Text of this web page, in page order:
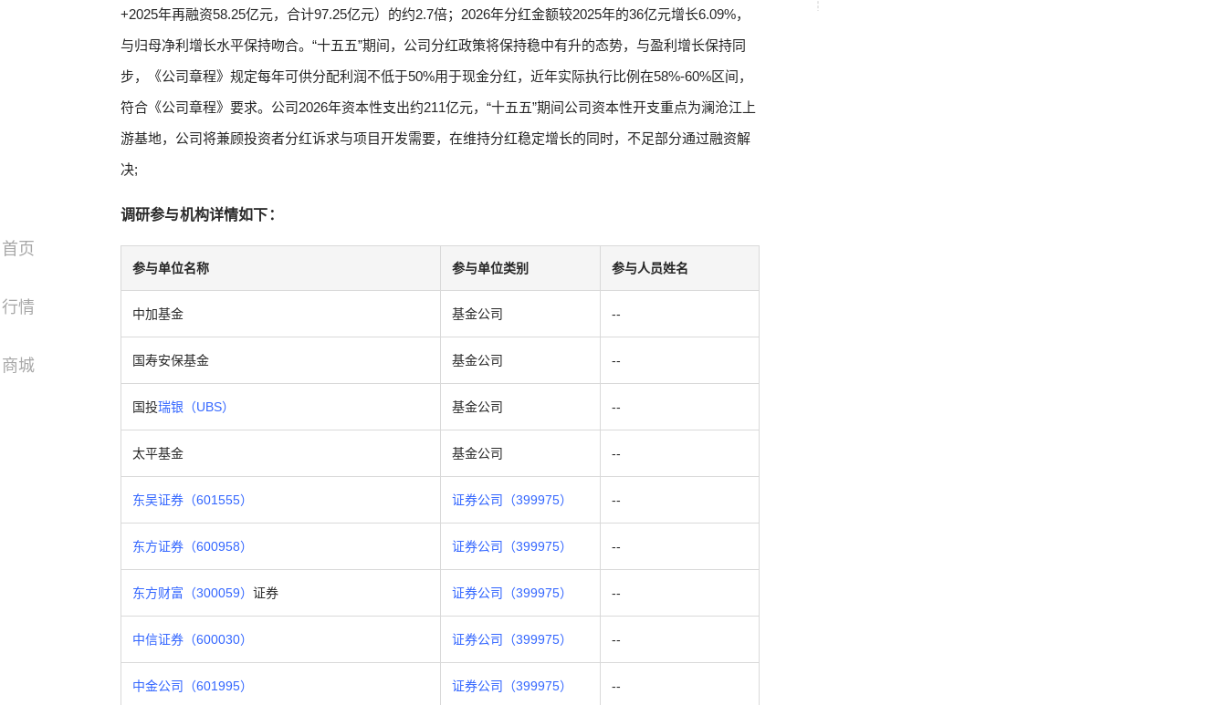
首页
行情
商城
+2025年再融资58.25亿元，合计97.25亿元）的约2.7倍；2026年分红金额较2025年的36亿元增长6.09%，
与归母净利增长水平保持吻合。“十五五”期间，公司分红政策将保持稳中有升的态势，与盈利增长保持同
步，《公司章程》规定每年可供分配利润不低于50%用于现金分红，近年实际执行比例在58%-60%区间，
符合《公司章程》要求。公司2026年资本性支出约211亿元，“十五五”期间公司资本性开支重点为澜沧江上
游基地，公司将兼顾投资者分红诉求与项目开发需要，在维持分红稳定增长的同时，不足部分通过融资解
决;
调研参与机构详情如下：
参与单位名称 参与单位类别 参与人员姓名
中加基金 基金公司 --
国寿安保基金 基金公司 --
国投瑞银（UBS） 基金公司 --
太平基金 基金公司 --
东吴证券（601555） 证券公司（399975） --
东方证券（600958） 证券公司（399975） --
东方财富（300059） 证券 证券公司（399975） --
中信证券（600030） 证券公司（399975） --
中金公司（601995） 证券公司（399975） --